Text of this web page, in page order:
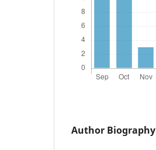
Author Biography